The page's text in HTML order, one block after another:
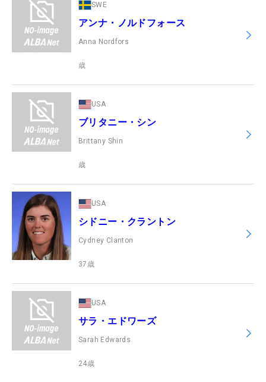
SWE
アンナ・ノルドフォース
Anna Nordfors
歳
USA
ブリタニー・シン
Brittany Shin
歳
USA
シドニー・クラントン
Cydney Clanton
37 歳
USA
サラ・エドワーズ
Sarah Edwards
24歳